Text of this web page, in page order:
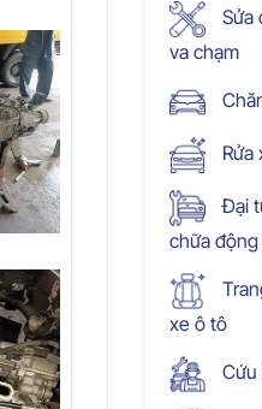
Sửa
va chạm
Rửa
Đại
chữa
xe ô tô
Cứu